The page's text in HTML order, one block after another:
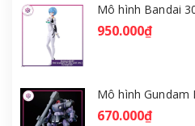
950.000₫
670.000₫